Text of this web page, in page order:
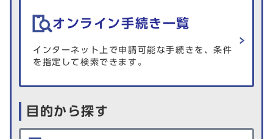
オンライン手続き一覧
インターネット上で申請可能な手続きを、条件
を指定して検索できます。
目的から探す